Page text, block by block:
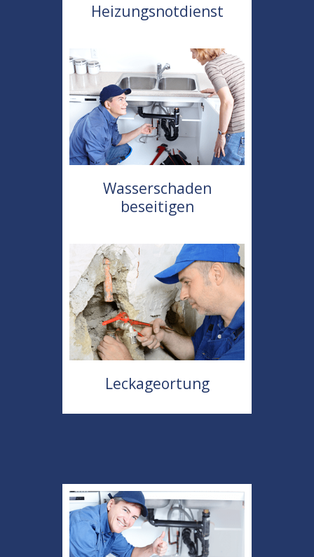
Heizungsnotdienst
Wasserschaden
beseitigen
Leckageortung